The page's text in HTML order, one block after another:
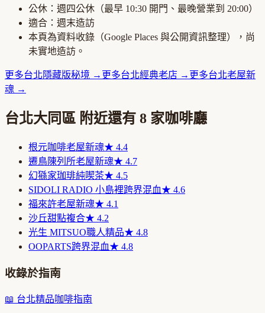
公休： 週四公休 （最早 10:30 開門、最晚營業到 20:00）
適合： 週末造訪
本頁為資料收錄（Google Places 與公開資訊整理），尚
未實地造訪。
更多台北隱藏版秘境 → 更多台北經典老店 → 更多台北老屋新
魂 →
台北大同區 附近還有 8 家咖啡廳
根元咖啡老屋新魂★ 4.4
遷鳥陳列所老屋新魂★ 4.7
幻猻家珈琲純喫茶★ 4.5
SIDOLI RADIO 小島裡跨界混血★ 4.6
福來許老屋新魂★ 4.1
沙丘甜點複合★ 4.2
光生 MITSUO職人精品★ 4.8
OOPARTS跨界混血★ 4.8
收錄於指南
📖 台北精品咖啡指南